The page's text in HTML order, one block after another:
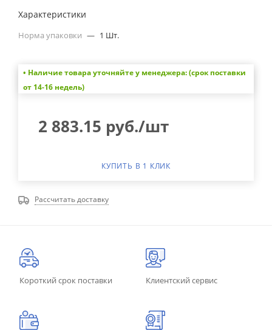
Характеристики
Норма упаковки — 1 Шт.
• Наличие товара уточняйте у менеджера: (срок поставки
от 14-16 недель)
2 883.15 руб./шт
КУПИТЬ В 1 КЛИК
Рассчитать доставку
Короткий срок поставки Клиентский сервис